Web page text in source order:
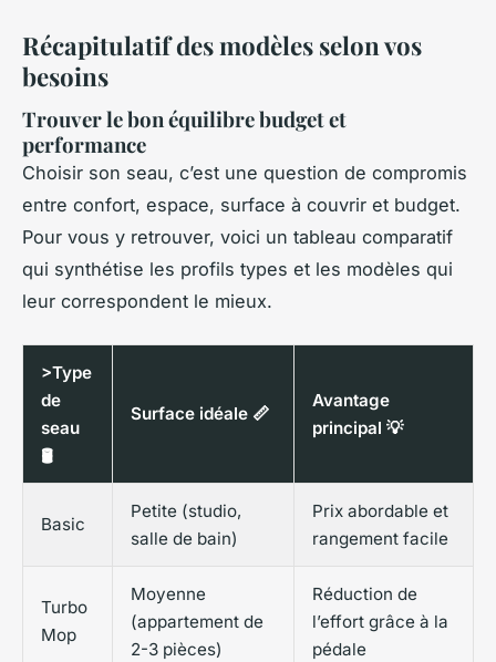
Récapitulatif des modèles selon vos
besoins
Trouver le bon équilibre budget et
performance
Choisir son seau, c’est une question de compromis
entre confort, espace, surface à couvrir et budget.
Pour vous y retrouver, voici un tableau comparatif
qui synthétise les profils types et les modèles qui
leur correspondent le mieux.
>Type
de
seau
🛢️
Surface idéale 📏
Avantage
principal 💡
Basic
Petite (studio,
salle de bain)
Prix abordable et
rangement facile
Turbo
Mop
Moyenne
(appartement de
2-3 pièces)
Réduction de
l’effort grâce à la
pédale